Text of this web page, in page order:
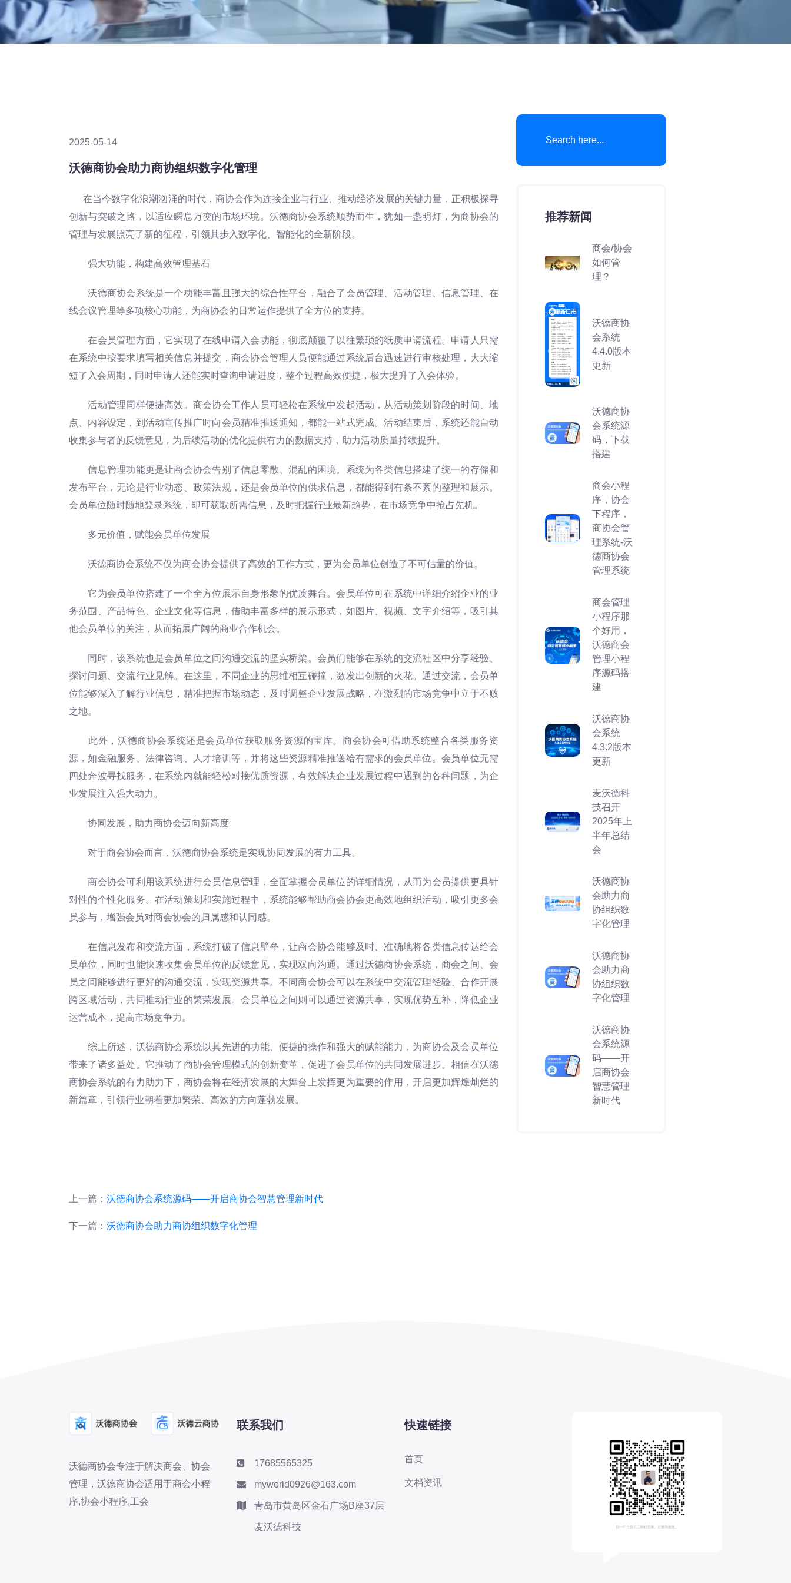
2025-05-14
沃德商协会助力商协组织数字化管理
在当今数字化浪潮汹涌的时代，商协会作为连接企业与行业、推动经济发展的关键力量，正积极探寻
创新与突破之路，以适应瞬息万变的市场环境。沃德商协会系统顺势而生，犹如一盏明灯，为商协会的
管理与发展照亮了新的征程，引领其步入数字化、智能化的全新阶段。
强大功能，构建高效管理基石
沃德商协会系统是一个功能丰富且强大的综合性平台，融合了会员管理、活动管理、信息管理、在
线会议管理等多项核心功能，为商协会的日常运作提供了全方位的支持。
在会员管理方面，它实现了在线申请入会功能，彻底颠覆了以往繁琐的纸质申请流程。申请人只需
在系统中按要求填写相关信息并提交，商会协会管理人员便能通过系统后台迅速进行审核处理，大大缩
短了入会周期，同时申请人还能实时查询申请进度，整个过程高效便捷，极大提升了入会体验。
活动管理同样便捷高效。商会协会工作人员可轻松在系统中发起活动，从活动策划阶段的时间、地
点、内容设定，到活动宣传推广时向会员精准推送通知，都能一站式完成。活动结束后，系统还能自动
收集参与者的反馈意见，为后续活动的优化提供有力的数据支持，助力活动质量持续提升。
信息管理功能更是让商会协会告别了信息零散、混乱的困境。系统为各类信息搭建了统一的存储和
发布平台，无论是行业动态、政策法规，还是会员单位的供求信息，都能得到有条不紊的整理和展示。
会员单位随时随地登录系统，即可获取所需信息，及时把握行业最新趋势，在市场竞争中抢占先机。
多元价值，赋能会员单位发展
沃德商协会系统不仅为商会协会提供了高效的工作方式，更为会员单位创造了不可估量的价值。
它为会员单位搭建了一个全方位展示自身形象的优质舞台。会员单位可在系统中详细介绍企业的业
务范围、产品特色、企业文化等信息，借助丰富多样的展示形式，如图片、视频、文字介绍等，吸引其
他会员单位的关注，从而拓展广阔的商业合作机会。
同时，该系统也是会员单位之间沟通交流的坚实桥梁。会员们能够在系统的交流社区中分享经验、
探讨问题、交流行业见解。在这里，不同企业的思维相互碰撞，激发出创新的火花。通过交流，会员单
位能够深入了解行业信息，精准把握市场动态，及时调整企业发展战略，在激烈的市场竞争中立于不败
之地。
此外，沃德商协会系统还是会员单位获取服务资源的宝库。商会协会可借助系统整合各类服务资
源，如金融服务、法律咨询、人才培训等，并将这些资源精准推送给有需求的会员单位。会员单位无需
四处奔波寻找服务，在系统内就能轻松对接优质资源，有效解决企业发展过程中遇到的各种问题，为企
业发展注入强大动力。
协同发展，助力商协会迈向新高度
对于商会协会而言，沃德商协会系统是实现协同发展的有力工具。
商会协会可利用该系统进行会员信息管理，全面掌握会员单位的详细情况，从而为会员提供更具针
对性的个性化服务。在活动策划和实施过程中，系统能够帮助商会协会更高效地组织活动，吸引更多会
员参与，增强会员对商会协会的归属感和认同感。
在信息发布和交流方面，系统打破了信息壁垒，让商会协会能够及时、准确地将各类信息传达给会
员单位，同时也能快速收集会员单位的反馈意见，实现双向沟通。通过沃德商协会系统，商会之间、会
员之间能够进行更好的沟通交流，实现资源共享。不同商会协会可以在系统中交流管理经验、合作开展
跨区域活动，共同推动行业的繁荣发展。会员单位之间则可以通过资源共享，实现优势互补，降低企业
运营成本，提高市场竞争力。
综上所述，沃德商协会系统以其先进的功能、便捷的操作和强大的赋能能力，为商协会及会员单位
带来了诸多益处。它推动了商协会管理模式的创新变革，促进了会员单位的共同发展进步。相信在沃德
商协会系统的有力助力下，商协会将在经济发展的大舞台上发挥更为重要的作用，开启更加辉煌灿烂的
新篇章，引领行业朝着更加繁荣、高效的方向蓬勃发展。
上一篇： 沃德商协会系统源码——开启商协会智慧管理新时代
下一篇： 沃德商协会助力商协组织数字化管理
推荐新闻
商会/协会
如何管
理？
沃德商协
会系统
4.4.0版本
更新
沃德商协
会系统源
码，下载
搭建
商会小程
序，协会
下程序，
商协会管
理系统-沃
德商协会
管理系统
商会管理
小程序那
个好用，
沃德商会
管理小程
序源码搭
建
沃德商协
会系统
4.3.2版本
更新
麦沃德科
技召开
2025年上
半年总结
会
沃德商协
会助力商
协组织数
字化管理
沃德商协
会助力商
协组织数
字化管理
沃德商协
会系统源
码——开
启商协会
智慧管理
新时代
沃德商协会专注于解决商会、协会
管理，沃德商协会适用于商会小程
序,协会小程序,工会
联系我们
17685565325
myworld0926@163.com
青岛市黄岛区金石广场B座37层
麦沃德科技
快速链接
首页
文档资讯